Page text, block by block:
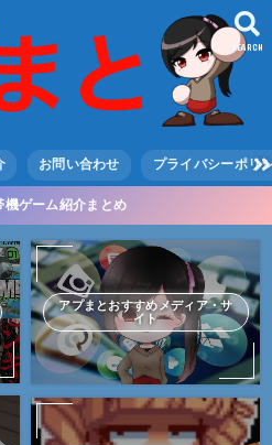
SEARCH
お問い合わせ プライバシーポリ
機ゲーム紹介まとめ
アプまとおすすめメディア・サ
イト